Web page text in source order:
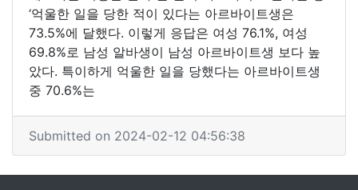
‘억울한 일을 당한 적이 있다는 아르바이트생은
73.5%에 달했다. 이렇게 응답은 여성 76.1%, 여성
69.8%로 남성 알바생이 남성 아르바이트생 보다 높
았다. 특이하게 억울한 일을 당했다는 아르바이트생
중 70.6%는
Submitted on 2024-02-12 04:56:38